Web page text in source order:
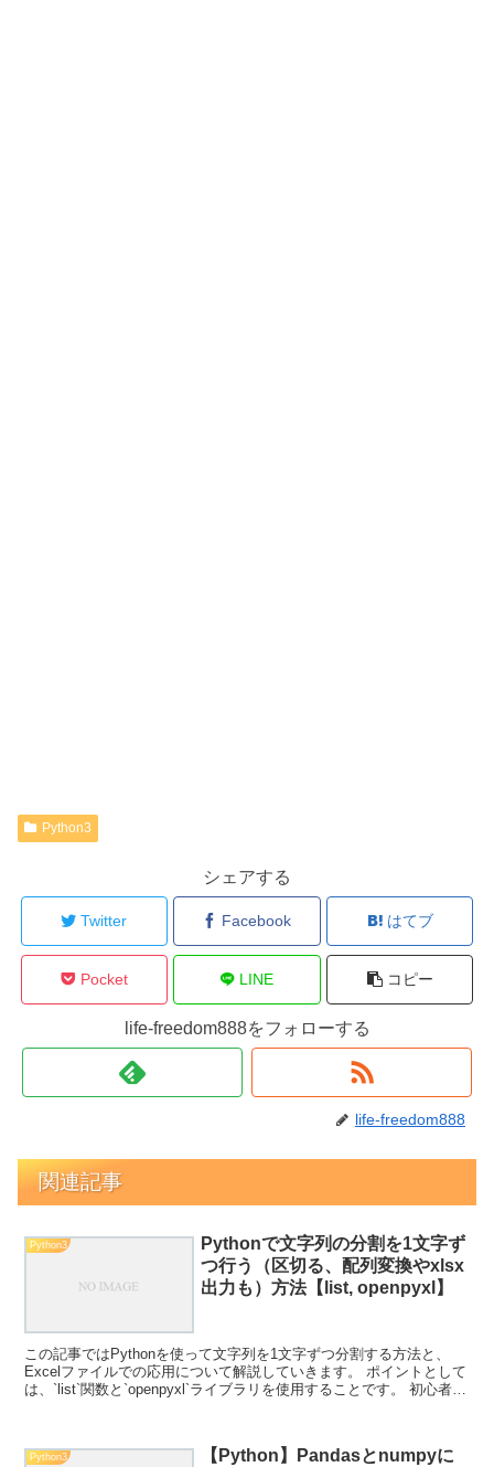
Python3
シェアする
Twitter Facebook はてブ
Pocket LINE コピー
life-freedom888をフォローする
life-freedom888
関連記事
Python3
Pythonで文字列の分割を1文字ず
つ行う（区切る、配列変換やxlsx
出力も）方法【list, openpyxl】
この記事ではPythonを使って文字列を1文字ずつ分割する方法と、
Excelファイルでの応用について解説していきます。 ポイントとして
は、`list`関数と`openpyxl`ライブラリを使用することです。 初心者で
Python3
【Python】Pandasとnumpyに